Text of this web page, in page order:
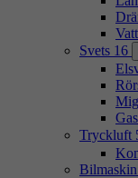
Svets 16
Tryckluft
Bilmaskin